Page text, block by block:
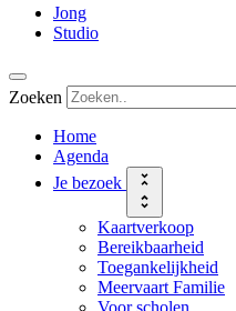
Jong
Studio
Zoeken
Home
Agenda
Je bezoek
Kaartverkoop
Bereikbaarheid
Toegankelijkheid
Meervaart Familie
Voor scholen